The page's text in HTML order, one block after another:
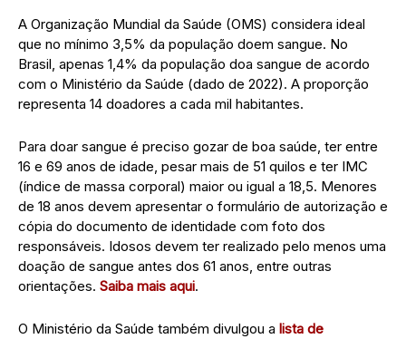
A Organização Mundial da Saúde (OMS) considera ideal
que no mínimo 3,5% da população doem sangue. No
Brasil, apenas 1,4% da população doa sangue de acordo
com o Ministério da Saúde (dado de 2022). A proporção
representa 14 doadores a cada mil habitantes.
Para doar sangue é preciso gozar de boa saúde, ter entre
16 e 69 anos de idade, pesar mais de 51 quilos e ter IMC
(índice de massa corporal) maior ou igual a 18,5. Menores
de 18 anos devem apresentar o formulário de autorização e
cópia do documento de identidade com foto dos
responsáveis. Idosos devem ter realizado pelo menos uma
doação de sangue antes dos 61 anos, entre outras
orientações. Saiba mais aqui.
O Ministério da Saúde também divulgou a lista de